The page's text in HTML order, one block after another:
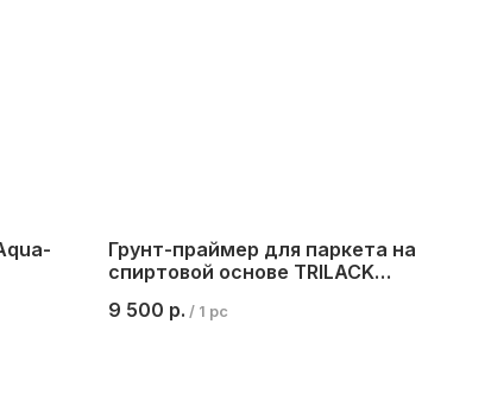
Грунт-праймер для паркета на
спиртовой основе TRILACK
9 500 р. / 1 pc